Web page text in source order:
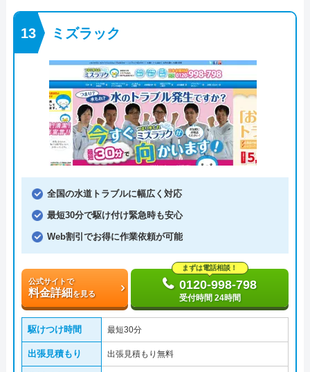
ミズラック
全国の水道トラブルに幅広く対応
最短30分で駆け付け緊急時も安心
Web割引でお得に作業依頼が可能
公式サイトで
料金詳細を見る
まずは電話相談！
0120-998-798
受付時間 24時間
駆けつけ時間 最短30分
出張見積もり 出張見積もり無料